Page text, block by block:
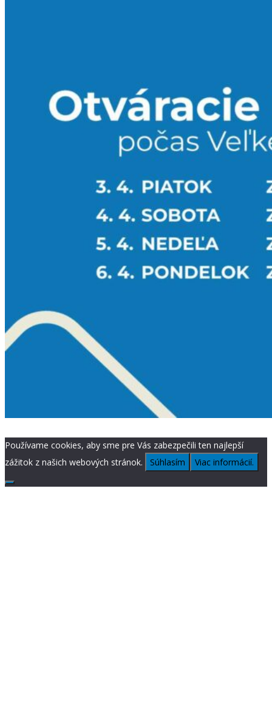
Používame cookies, aby sme pre Vás zabezpečili ten najlepší
zážitok z našich webových stránok.
Súhlasím Viac informácií.